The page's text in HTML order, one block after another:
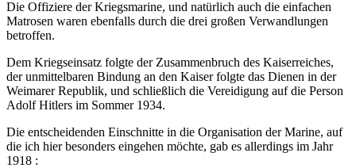
Die Offiziere der Kriegsmarine, und natürlich auch die einfachen
Matrosen waren ebenfalls durch die drei großen Verwandlungen
betroffen.
Dem Kriegseinsatz folgte der Zusammenbruch des Kaiserreiches,
der unmittelbaren Bindung an den Kaiser folgte das Dienen in der
Weimarer Republik, und schließlich die Vereidigung auf die Person
Adolf Hitlers im Sommer 1934.
Die entscheidenden Einschnitte in die Organisation der Marine, auf
die ich hier besonders eingehen möchte, gab es allerdings im Jahr
1918 :